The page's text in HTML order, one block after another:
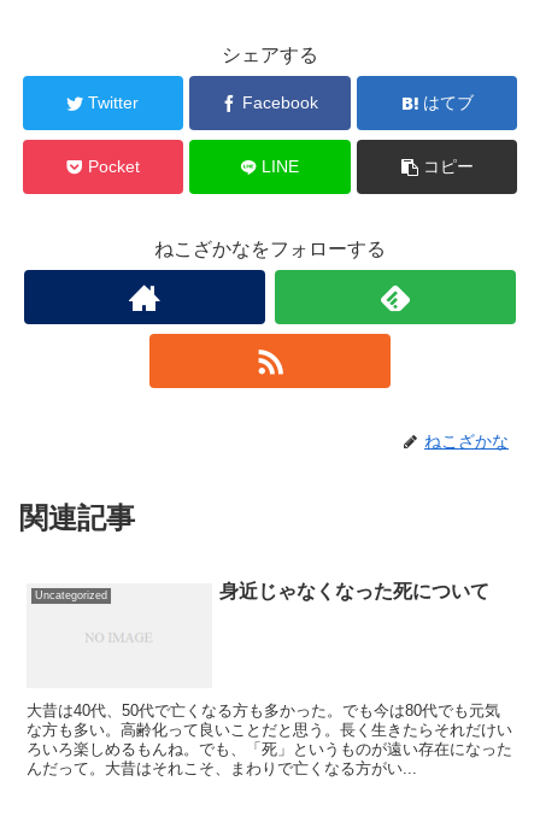
シェアする
Twitter Facebook はてブ
Pocket LINE コピー
ねこざかなをフォローする
ねこざかな
関連記事
Uncategorized 身近じゃなくなった死について
大昔は40代、50代で亡くなる方も多かった。でも今は80代でも元気
な方も多い。高齢化って良いことだと思う。長く生きたらそれだけい
ろいろ楽しめるもんね。でも、「死」というものが遠い存在になった
んだって。大昔はそれこそ、まわりで亡くなる方がい...